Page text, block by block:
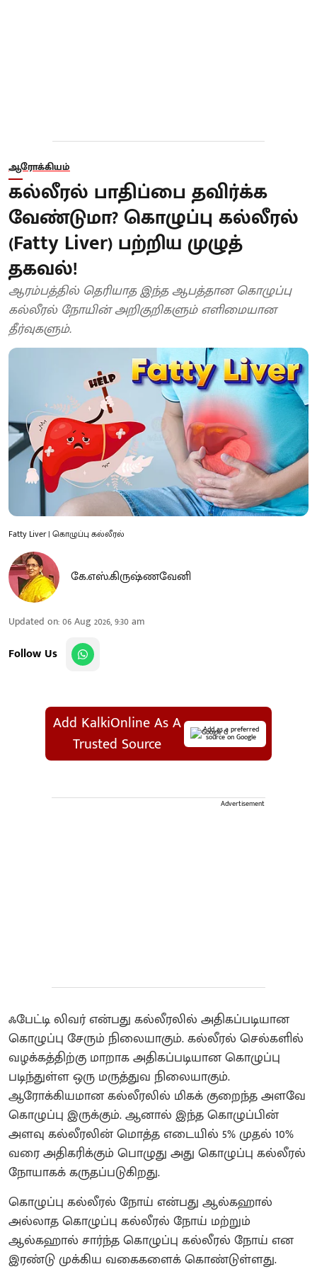
ஆரோக்கியம்
கல்லீரல் பாதிப்பை தவிர்க்க
வேண்டுமா? கொழுப்பு கல்லீரல்
(Fatty Liver) பற்றிய முழுத்
தகவல்!
ஆரம்பத்தில் தெரியாத இந்த ஆபத்தான கொழுப்பு
கல்லீரல் நோயின் அறிகுறிகளும் எளிமையான
தீர்வுகளும்.
Fatty Liver | கொழுப்பு கல்லீரல்
கே.எஸ்.கிருஷ்ணவேனி
Updated on:06 Aug 2026, 9:30 am
Follow Us
Add KalkiOnline As A
Trusted Source
Add as a preferred
source on Google
Advertisement
ஃபேட்டி லிவர் என்பது கல்லீரலில் அதிகப்படியான
கொழுப்பு சேரும் நிலையாகும். கல்லீரல் செல்களில்
வழக்கத்திற்கு மாறாக அதிகப்படியான கொழுப்பு
படிந்துள்ள ஒரு மருத்துவ நிலையாகும்.
ஆரோக்கியமான கல்லீரலில் மிகக் குறைந்த அளவே
கொழுப்பு இருக்கும். ஆனால் இந்த கொழுப்பின்
அளவு கல்லீரலின் மொத்த எடையில் 5% முதல் 10%
வரை அதிகரிக்கும் பொழுது அது கொழுப்பு கல்லீரல்
நோயாகக் கருதப்படுகிறது.
கொழுப்பு கல்லீரல் நோய் என்பது ஆல்கஹால்
அல்லாத கொழுப்பு கல்லீரல் நோய் மற்றும்
ஆல்கஹால் சார்ந்த கொழுப்பு கல்லீரல் நோய் என
இரண்டு முக்கிய வகைகளைக் கொண்டுள்ளது.